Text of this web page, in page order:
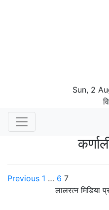
Sun, 2
Posts
pagination
Previous 1 … 6 7
लालरत्न मिडिया